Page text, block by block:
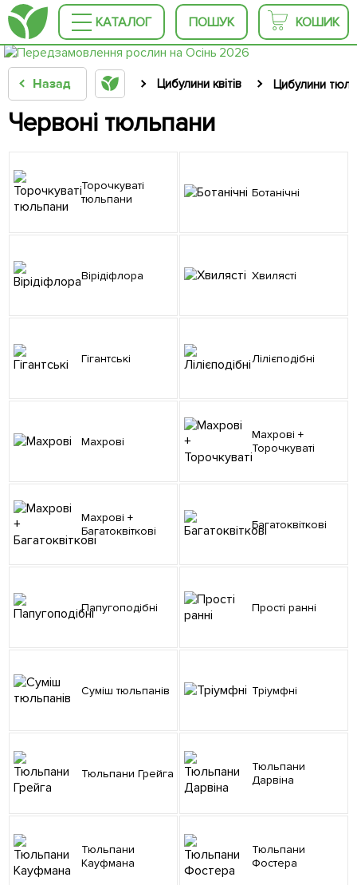
КАТАЛОГ ПОШУК КОШИК
Назад Цибулини квітів Цибулини
Червоні тюльпани
Торочкуваті
тюльпани
Ботанічні
Вірідіфлора Хвилясті
Гігантські Лілієподібні
Махрові
Махрові +
Торочкуваті
Махрові +
Багатоквіткові
Багатоквіткові
Папугоподібні Прості ранні
Суміш тюльпанів Тріумфні
Тюльпани Грейга
Тюльпани
Дарвіна
Тюльпани
Кауфмана
Тюльпани
Фостера